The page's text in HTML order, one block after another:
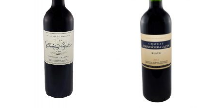
Les
options
peuvent
être
choisies